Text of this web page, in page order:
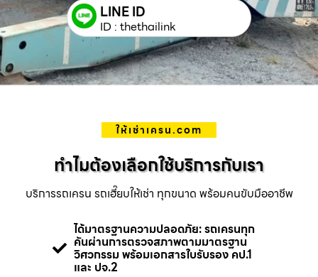
LINE ID
ID : thethailink
ให้เช่าเครน.com
ทำไมต้องเลือกใช้บริการกับเรา
บริการรถเครน รถเฮี๊ยบให้เช่า ทุกขนาด พร้อมคนขับมืออาชีพ
ได้มาตรฐานความปลอดภัย: รถเครนทุก
คันผ่านการตรวจสภาพตามมาตรฐาน
วิศวกรรม พร้อมเอกสารใบรับรอง คป.1
และ ปจ.2